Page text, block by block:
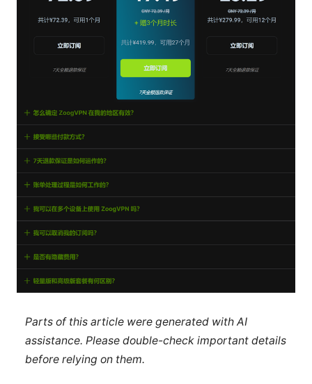
Parts of this article were generated with AI
assistance. Please double-check important details
before relying on them.